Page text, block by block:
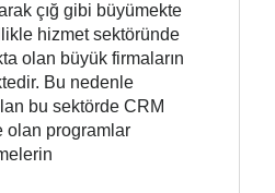
çığ gibi büyümekte
hizmet sektöründe
olan büyük firmaların
Bu nedenle
bu sektörde CRM
olan programlar